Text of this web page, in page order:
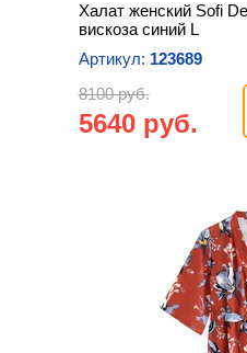
Халат женский Sofi
вискоза синий L
Артикул: 123689
8100 руб.
5640 руб.